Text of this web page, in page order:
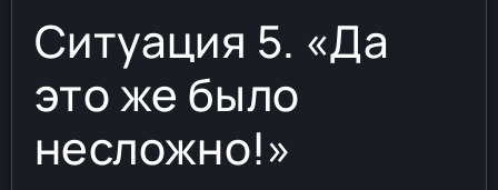
Ситуация 5. «Да
это же было
несложно!»